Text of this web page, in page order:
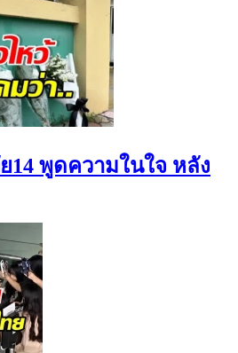
14 พูดความในใจ หลัง